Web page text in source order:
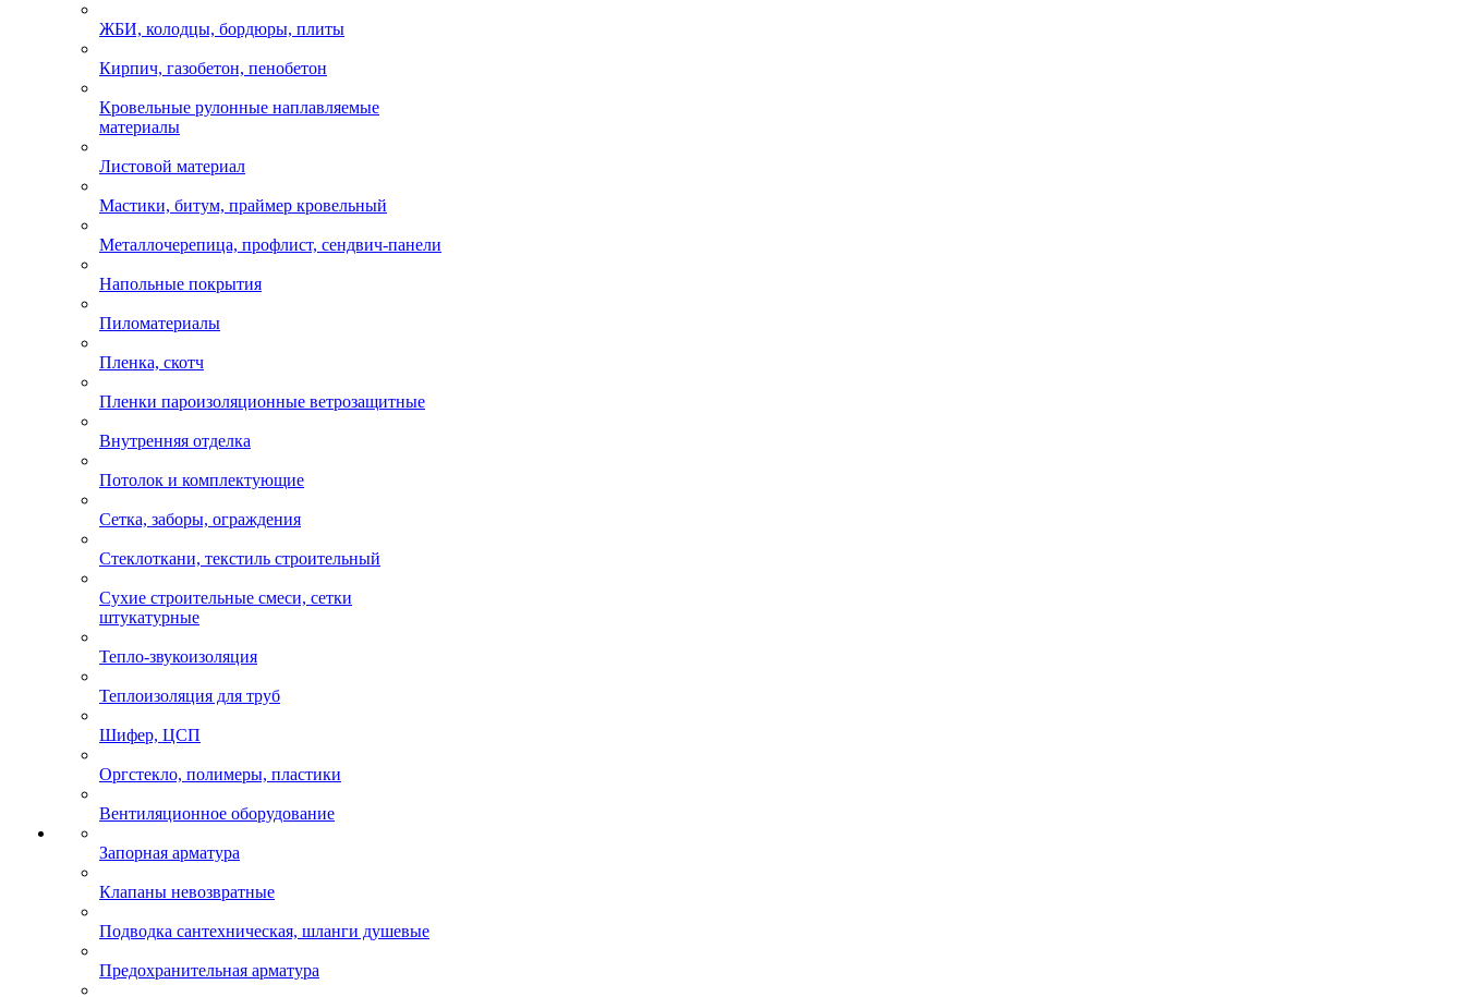
ЖБИ, колодцы, бордюры, плиты
Кирпич, газобетон, пенобетон
Кровельные рулонные наплавляемые
материалы
Листовой материал
Мастики, битум, праймер кровельный
Металлочерепица, профлист, сендвич-панели
Напольные покрытия
Пиломатериалы
Пленка, скотч
Пленки пароизоляционные ветрозащитные
Внутренняя отделка
Потолок и комплектующие
Сетка, заборы, ограждения
Стеклоткани, текстиль строительный
Сухие строительные смеси, сетки
штукатурные
Тепло-звукоизоляция
Теплоизоляция для труб
Шифер, ЦСП
Оргстекло, полимеры, пластики
Вентиляционное оборудование
Запорная арматура
Клапаны невозвратные
Подводка сантехническая, шланги душевые
Предохранительная арматура